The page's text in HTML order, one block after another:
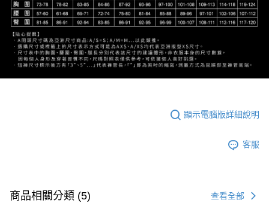
顯示電腦版詳細說明
客服
商品相關分類 (5) 查看全部